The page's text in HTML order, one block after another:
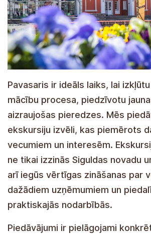
Pavasaris ir ideāls laiks, lai
mācību procesa, piedzīvotu
aizraujošas pieredzes. Mēs
ekskursiju izvēli, kas piemērots
vecumiem un interesēm.
ne tikai izzinās Siguldas novadu
arī iegūs vērtīgas zināšanas par
dažādiem uzņēmumiem un
praktiskajās nodarbībās.
Piedāvājumi ir pielāgojami